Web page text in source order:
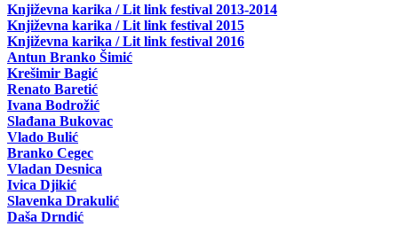
Književna karika / Lit link festival 2013-2014
Književna karika / Lit link festival 2015
Književna karika / Lit link festival 2016
Antun Branko Šimić
Krešimir Bagić
Renato Baretić
Ivana Bodrožić
Slađana Bukovac
Vlado Bulić
Branko Cegec
Vladan Desnica
Ivica Djikić
Slavenka Drakulić
Daša Drndić